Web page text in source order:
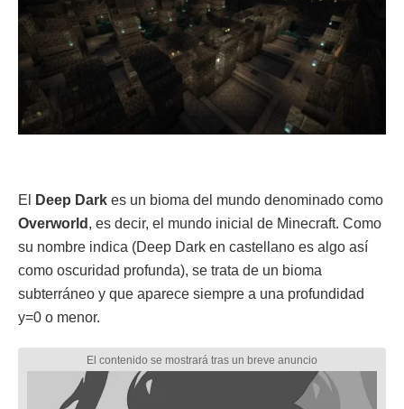
El Deep Dark es un bioma del mundo denominado como
Overworld , es decir, el mundo inicial de Minecraft. Como
su nombre indica (Deep Dark en castellano es algo así
como oscuridad profunda), se trata de un bioma
subterráneo y que aparece siempre a una profundidad
y=0 o menor.